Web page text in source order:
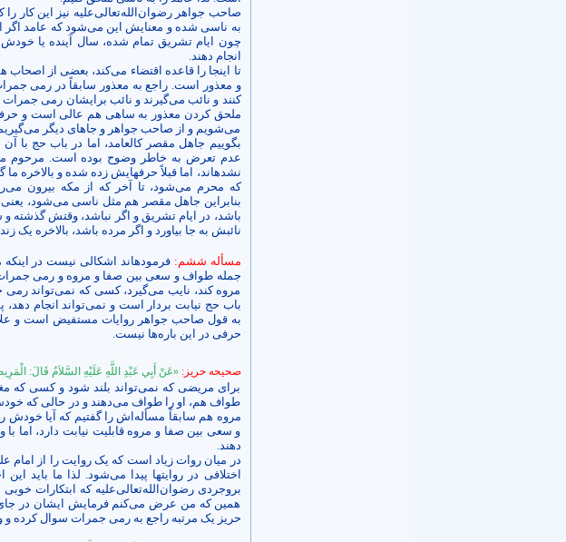
صاحب جواهر رضوان‌الله‌تعالی‌علیه نیز این کار
به ناسی شده و معنایش این می‌شود که عامد اگر
چون ایام تشریق تمام شده، سال آینده یا خودش
انجام دهند.
تا اینجا را قاعده اقتضاء می‌کند، بعضی از
و معذور است. راجع به معذور سابقاً در رمی
کنند و نائب می‌گیرند و نائب برایشان رمی
ملحق کردن معذور به ساهی هم عالی است و
می‌شویم و از صاحب جواهر و جاهای دیگر
بگوییم جاهل مقصر کالعامد، اما در باب حج با
عدم تعرض به خاطر وضوح بوده است. مرحوم
نشده­اند، اما قبلاً حرفهایش زده شده و بالاخره ما
که محرم می‌شود، تا آخر که از مکه بیرون
بنابراین جاهل مقصر هم مثل ناسی می‌شود،
باشد، در ایام تشریق و اگر نباشد، وقتش گذشته و
نائبش به جا بیاورد و اگر مرده باشد، بالاخره یک
مسأله ششم:فرموده­اند اشکالی نیست در این­که
جمله طواف و سعی بین صفا و مروه و رمی جمرات
مروه کند، نایب می‌گیرد، کسی که نمی‌تواند رمی
باب حج نیابت بردار است و نمی‌تواند انجام
به قول صاحب جواهر روایات مستفیض است و
حرفی در این باره‌ها نیست.
صحیحه حريز: «عَنْ أَبِي عَبْدِ اللَّهِ عَلَيْهِ السَّلاَمُ قَالَ:
برای مریضی که نمی‌تواند بلند شود و کسی
طواف هم، او را طواف می‌دهند و در حالی که
مروه هم سابقاً مسأله‌اش را گفتیم که آیا خودش
و سعی بین صفا و مروه قابلیت نیابت دارد، اما با
دهند.
در میان روات زیاد است که یک روایت را از امام
اختلافی در روایت­ها پیدا می‌شود. لذا ما باید
بروجردی رضوان‌الله‌تعالی‌علیه که ابتکارات
همین که من عرض می‌کنم فرمایش ایشان در جای
حریز یک مرتبه راجع به رمی جمرات سوال کرده و